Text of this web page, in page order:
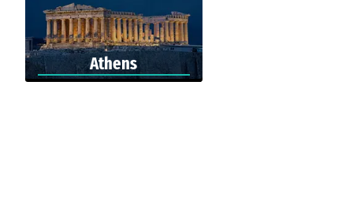
Athens